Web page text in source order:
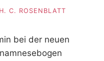
H. C. ROSENBLATT
bei der neuen